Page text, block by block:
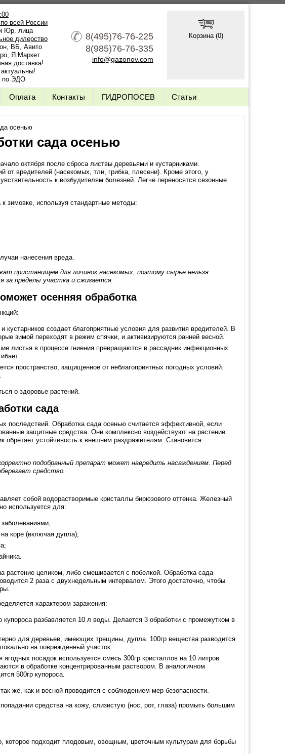
всей России
Юр. лица
дилерство
ВБ, Авито
Я.Маркет
доставка!
по ЭДО
8(495)76-76-225
8(985)76-76-335
info@gazonov.com
Корзина (0)
Оплата Контакты ГИДРОПОСЕВ Статьи
осенью
сада осенью
октября после сброса листвы деревьями и кустарниками.
вредителей (насекомых, тли, грибка, плесени). Кроме этого, у
к возбудителям болезней. Легче переносятся сезонные
зимовке, используя стандартные методы:
нанесения вреда.
пристанищем для личинок насекомых, поэтому сырье нельзя
за пределы участка и сжигается.
осенняя обработка
кустарников создает благоприятные условия для развития вредителей. В
зимой переходят в режим спячки, и активизируются ранней весной.
листья в процессе гниения превращаются в рассадник инфекционных
пространство, защищенное от неблагоприятных погодных условий.
о здоровье растений.
сада
последствий. Обработка сада осенью считается эффективной, если
защитные средства. Они комплексно воздействуют на растение.
обретает устойчивость к внешним раздражителям. Становится
подобранный препарат может навредить насаждениям. Перед
средство.
собой водорастворимые кристаллы бирюзового оттенка. Железный
используется для:
коре (включая дупла);
растение целиком, либо смешивается с побелкой. Обработка сада
2 раза с двухнедельным интервалом. Этого достаточно, чтобы
характером заражения:
купороса разбавляется 10 л воды. Делается 3 обработки с промежутком в
для деревьев, имеющих трещины, дупла. 100гр вещества разводится
на поврежденный участок.
ягодных посадок используется смесь 300гр кристаллов на 10 литров
в обработке концентрированным раствором. В аналогичном
500гр купороса.
же, как и весной проводится с соблюдением мер безопасности.
средства на кожу, слизистую (нос, рот, глаза) промыть большим
которое подходит плодовым, овощным, цветочным культурам для борьбы